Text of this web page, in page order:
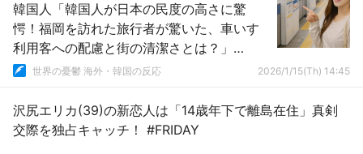
韓国人「韓国人が日本の民度の高さに驚
愕！福岡を訪れた旅行者が驚いた、車いす
利用客への配慮と街の清潔さとは？」
→「あまりに予想外でガチで衝撃…」
世界の憂鬱 海外・韓国の反応 2026/1/15(Th) 14:45
沢尻エリカ(39)の新恋人は「14歳年下で離島在住」真剣
交際を独占キャッチ！ #FRIDAY